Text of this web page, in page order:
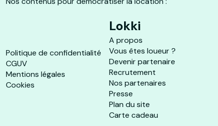
Politique de confidentialité
CGUV
Mentions légales
Cookies
Lokki
A propos
Vous êtes loueur ?
Devenir partenaire
Recrutement
Nos partenaires
Presse
Plan du site
Carte cadeau